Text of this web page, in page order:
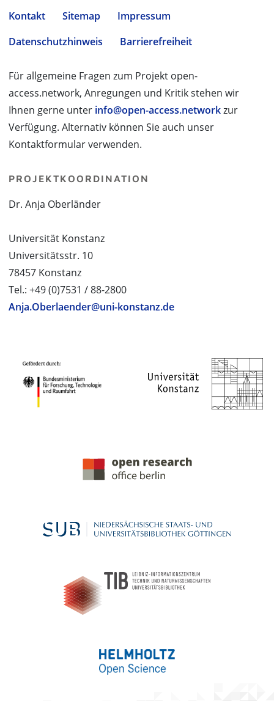
Kontakt Sitemap
Impressum
Datenschutzhinweis
Barrierefreiheit
Für allgemeine Fragen zum Projekt open-
access.network, Anregungen und Kritik stehen wir
Ihnen gerne unter info@open-access.networkzur
Verfügung. Alternativ können Sie auch unser
Kontaktformular verwenden.
PROJEKTKOORDINATION
Dr. Anja Oberländer
Universität Konstanz
Universitätsstr. 10
78457 Konstanz
Tel.: +49 (0)7531 / 88-2800
Anja.Oberlaender@uni-konstanz.de